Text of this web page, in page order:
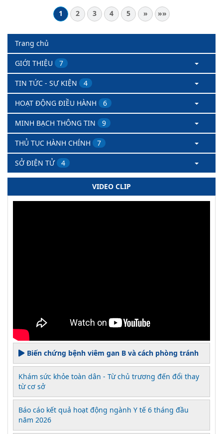
1
2 3 4 5 » »»
Trang chủ
GIỚI THIỆU 7
TIN TỨC - SỰ KIỆN 4
HOẠT ĐỘNG ĐIỀU HÀNH 6
MINH BẠCH THÔNG TIN 9
THỦ TỤC HÀNH CHÍNH 7
SỞ ĐIỆN TỬ 4
VIDEO CLIP
Biến chứng bệnh viêm gan B và cách phòng tránh
Khám sức khỏe toàn dân - Từ chủ trương đến đổi thay
từ cơ sở
Báo cáo kết quả hoạt động ngành Y tế 6 tháng đầu
năm 2026